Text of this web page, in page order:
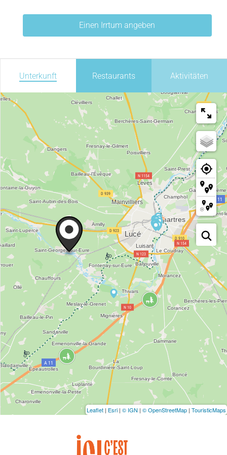
Einen Irrtum angeben
Unterkunft Restaurants Aktivitäten
Leaflet | Esri | © IGN | © OpenStreetMap | TouristicMaps